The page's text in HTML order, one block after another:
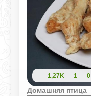
1,27K 1 0
Домашняя птица